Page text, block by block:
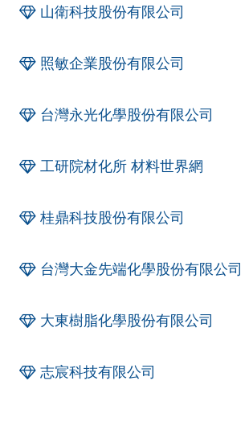
山衛科技股份有限公司
照敏企業股份有限公司
台灣永光化學股份有限公司
工研院材化所 材料世界網
桂鼎科技股份有限公司
台灣大金先端化學股份有限公司
大東樹脂化學股份有限公司
志宸科技有限公司